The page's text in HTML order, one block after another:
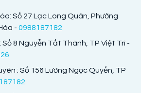
Số 27 Lạc Long Quân, Phường
- 0988187182
8 Nguyễn Tất Thành, TP Việt Trì -
: Số 156 Lương Ngọc Quyến, TP